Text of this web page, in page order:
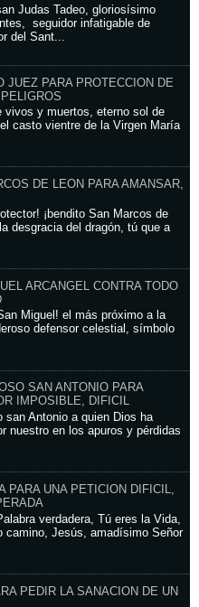
Judas Tadeo, gloriosísimo
seguidor infatigable de
del Sant...
JUEZ PARA PROTECCION DE
vivos y muertos, eterno sol de
casto vientre de la Virgen María
DE LEON PARA AMANSAR,
¡bendito San Marcos de
desgracia del dragón, tú que a
ARCANGEL CONTRA TODO
Miguel! el más próximo a la
defensor celestial, símbolo
SAN ANTONIO PARA
IMPOSIBLE, DIFICIL
san Antonio a quien Dios ha
nuestro en los apuros y pérdidas
PARA UNA PETICION DIFICIL,
verdadera, Tú eres la Vida,
camino, Jesús, amadísimo Señor
PEDIR LA SANACION DE UN